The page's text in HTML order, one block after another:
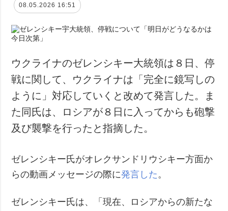
08.05.2026 16:51
ウクライナのゼレンシキー大統領は８日、停
戦に関して、ウクライナは「完全に鏡写しの
ように」対応していくと改めて発言した。ま
た同氏は、ロシアが８日に入ってからも砲撃
及び襲撃を行ったと指摘した。
ゼレンシキー氏がオレクサンドリウシキー方面か
らの動画メッセージの際に発言した 。
ゼレンシキー氏は、「現在、ロシアからの新たな